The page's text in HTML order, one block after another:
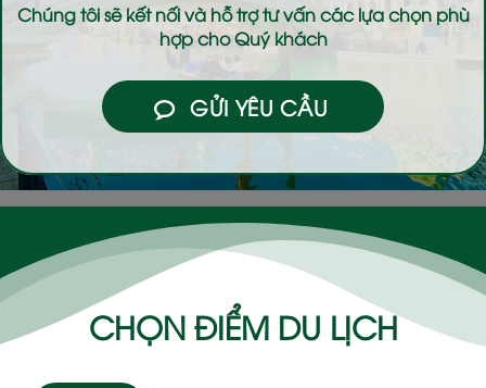
Chúng tôi sẽ kết nối và hỗ trợ tư vấn các lựa chọn phù
hợp cho Quý khách
GỬI YÊU CẦU
CHỌN ĐIỂM DU LỊCH